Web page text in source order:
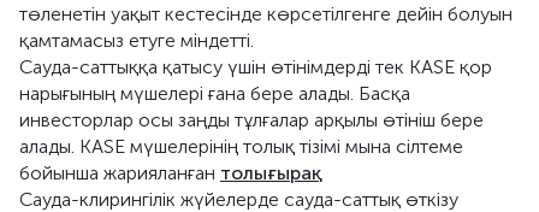
төленетін уақыт кестесінде көрсетілгенге дейін болуын
қамтамасыз етуге міндетті.
Сауда-саттыққа қатысу үшін өтінімдерді тек KASE қор
нарығының мүшелері ғана бере алады. Басқа
инвесторлар осы заңды тұлғалар арқылы өтініш бере
алады. KASE мүшелерінің толық тізімі мына сілтеме
бойынша жарияланған толығырақ
Сауда-клирингілік жүйелерде сауда-саттық өткізу